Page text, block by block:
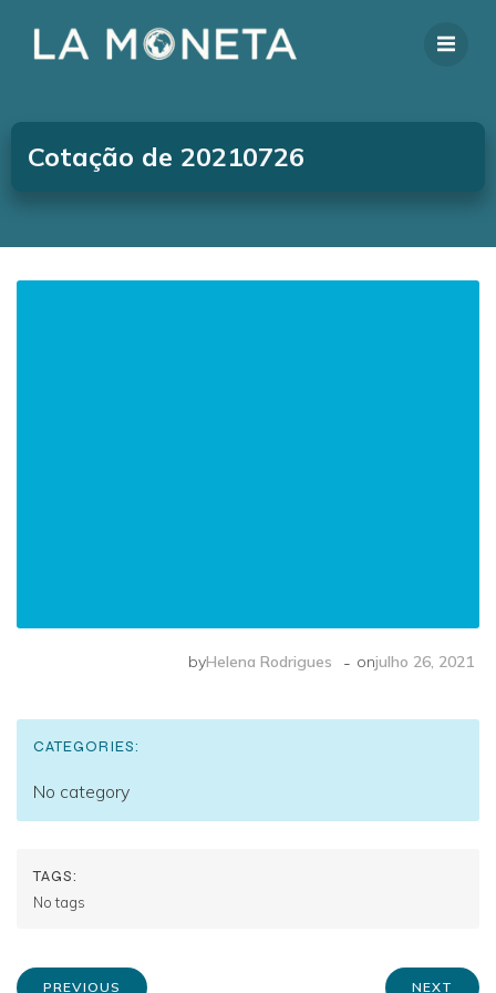
Cotação de 20210726
byHelena Rodrigues - onjulho 26, 2021
CATEGORIES:
No category
TAGS:
No tags
PREVIOUS NEXT